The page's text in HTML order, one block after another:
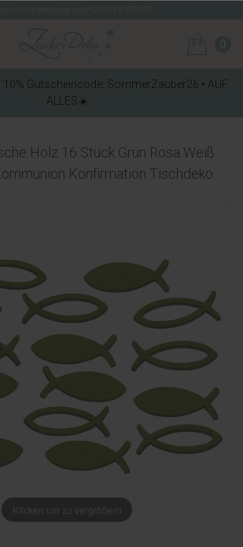
10% Gutscheincode: SommerZauber26 • AUF
ALLES☀️
Holz 16 Stück Grün Rosa Weiß
Konfirmation Tischdeko
Klicken um zu vergrößern